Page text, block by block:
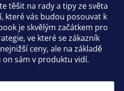
těšit na rady a tipy ze světa
které vás budou posouvat k
je skvělým začátkem pro
ve které se zákazník
ceny, ale na základě
sám v produktu vidí.